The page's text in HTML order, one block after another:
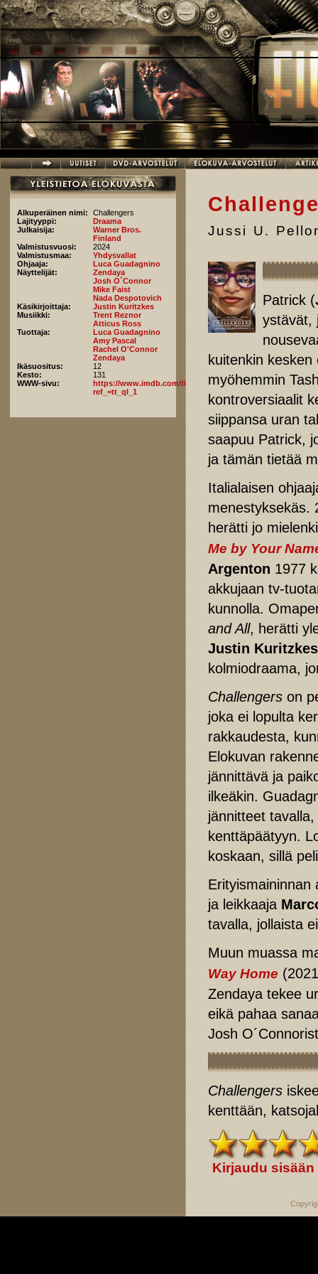
Hyppää pääsisältöön
Alkuperäinen nimi:
Challengers
Lajityyppi:
Draama
Julkaisija:
Warner Bros.
Finland
Valmistusvuosi:
2024
Valmistusmaa:
Yhdysvallat
Ohjaaja:
Luca Guadagnino
Näyttelijät:
Zendaya
Josh O´Connor
Mike Faist
Nada Despotovich
Käsikirjoittaja:
Justin Kuritzkes
Musiikki:
Trent Reznor
Atticus Ross
Tuottaja:
Luca Guadagnino
Amy Pascal
Rachel O'Connor
Zendaya
Ikäsuositus:
12
Kesto:
131
WWW-sivu:
https://www.imdb.com/title/tt16426418/fullcredits/?
ref_=tt_ql_1
Jussi U.
Patrick (
ystävät,
kuitenkin
myöhemmin
kontroversiaalit
siippansa uran
saapuu Patrick,
ja tämän tietää
Italialaisen
menestyksekäs.
herätti jo
Me by Your
Argenton 1977
akkujaan tv-
kunnolla.
and All, herätti
Justin
kolmiodraama,
Challengers on
joka ei lopulta
rakkaudesta,
Elokuvan
jännittävä ja
ilkeäkin.
jännitteet
kenttäpäätyyn.
koskaan, sillä
ja leikkaaja
tavalla, jollaista
Muun muassa
Way Home
Zendaya tekee
eikä pahaa
Josh
Challengers
kenttään,
Kirjaudu sisään